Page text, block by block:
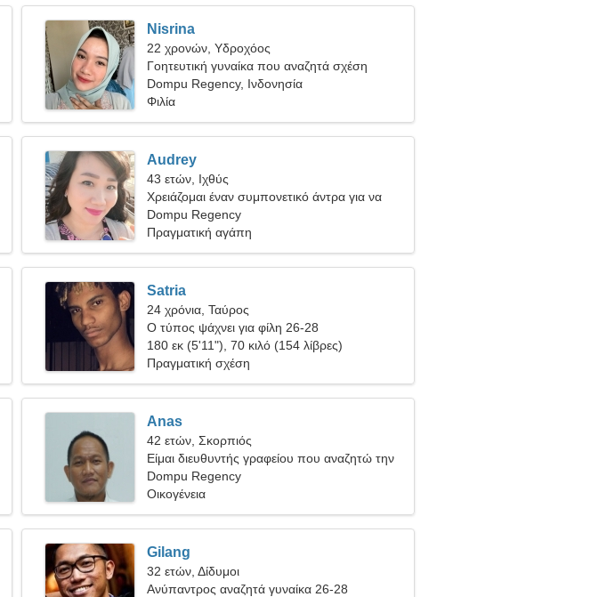
Nisrina
22 χρονών, Υδροχόος
Γοητευτική γυναίκα που αναζητά σχέση
Dompu Regency, Ινδονησία
Φιλία
Audrey
43 ετών, Ιχθύς
Χρειάζομαι έναν συμπονετικό άντρα για να
κάνουμε σκι μαζί
Dompu Regency
Πραγματική αγάπη
Satria
24 χρόνια, Ταύρος
Ο τύπος ψάχνει για φίλη 26-28
180 εκ (5'11"), 70 κιλό (154 λίβρες)
Πραγματική σχέση
Anas
42 ετών, Σκορπιός
Είμαι διευθυντής γραφείου που αναζητώ την
τέλεια γυναίκα
Dompu Regency
Οικογένεια
Gilang
32 ετών, Δίδυμοι
Ανύπαντρος αναζητά γυναίκα 26-28